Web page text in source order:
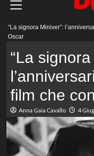
principale
“La signora Miniver”:
Oscar
“La
film che
Anna Gaia Cavallo 4